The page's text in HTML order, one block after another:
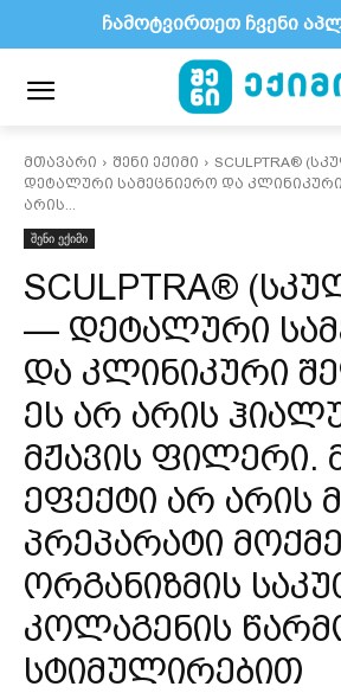
მთავარი შენი ექიმი
SCULPTRA®
დეტალური სამეცნიერო და კლინიკური
არის...
შენი ექიმი
SCULPTRA®
— დეტალური
და კლინიკური
ეს არ არის
მჟავის ფილერი.
ეფექტი არ არის
პრეპარატი
ორგანიზმის
კოლაგენის
სტიმულირებით
ჩამოტვირთეთ ჩვენი